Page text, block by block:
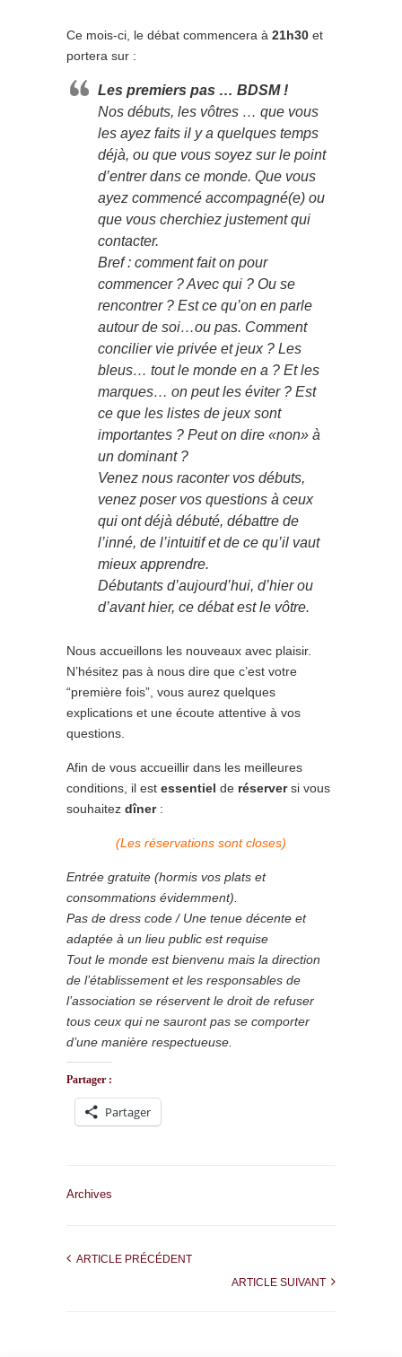
Ce mois-ci, le débat commencera à 21h30 et
portera sur :
Les premiers pas … BDSM !
Nos débuts, les vôtres … que vous
les ayez faits il y a quelques temps
déjà, ou que vous soyez sur le point
d’entrer dans ce monde. Que vous
ayez commencé accompagné(e) ou
que vous cherchiez justement qui
contacter.
Bref : comment fait on pour
commencer ? Avec qui ? Ou se
rencontrer ? Est ce qu’on en parle
autour de soi…ou pas. Comment
concilier vie privée et jeux ? Les
bleus… tout le monde en a ? Et les
marques… on peut les éviter ? Est
ce que les listes de jeux sont
importantes ? Peut on dire «non» à
un dominant ?
Venez nous raconter vos débuts,
venez poser vos questions à ceux
qui ont déjà débuté, débattre de
l’inné, de l’intuitif et de ce qu’il vaut
mieux apprendre.
Débutants d’aujourd’hui, d’hier ou
d’avant hier, ce débat est le vôtre.
Nous accueillons les nouveaux avec plaisir.
N’hésitez pas à nous dire que c’est votre
“première fois”, vous aurez quelques
explications et une écoute attentive à vos
questions.
Afin de vous accueillir dans les meilleures
conditions, il est essentiel de réserversi vous
souhaitez dîner:
(Les réservations sont closes)
Entrée gratuite (hormis vos plats et
consommations évidemment).
Pas de dress code / Une tenue décente et
adaptée à un lieu public est requise
Tout le monde est bienvenu mais la direction
de l’établissement et les responsables de
l’association se réservent le droit de refuser
tous ceux qui ne sauront pas se comporter
d’une manière respectueuse.
Partager :
Partager
Archives
ARTICLE PRÉCÉDENT
ARTICLE SUIVANT